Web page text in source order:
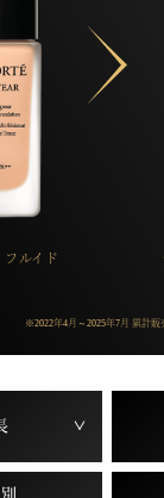
フルイド
※2022年4月～2025年7月 累計販